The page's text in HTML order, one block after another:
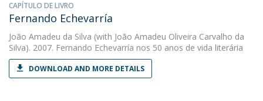
CAPÍTULO DE LIVRO
Fernando Echevarría
João Amadeu da Silva (with João Amadeu Oliveira Carvalho da
Silva). 2007. Fernando Echevarría nos 50 anos de vida literária
DOWNLOAD AND MORE DETAILS